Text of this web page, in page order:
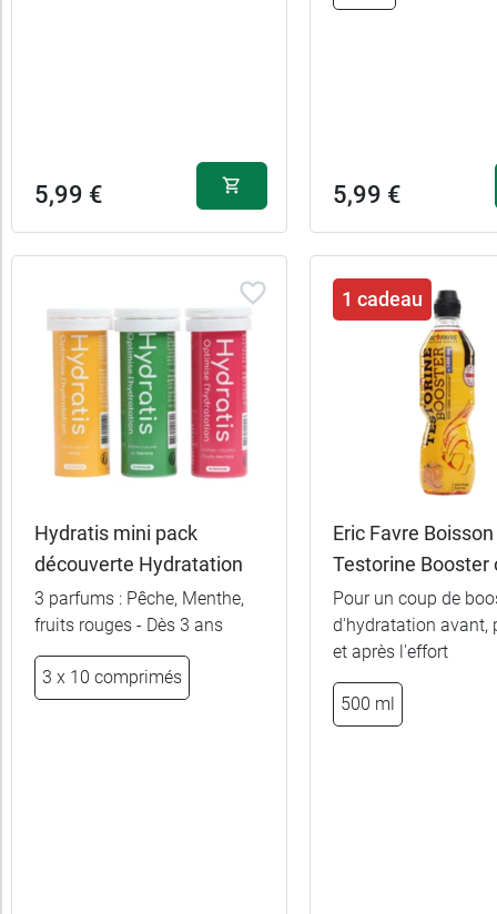
Mangue passion 8,49 €
5,99 € 5,99 €
Hydratis mini pack
découverte Hydratation
3 parfums : Pêche, Menthe,
fruits rouges - Dès 3 ans
3 x 10 comprimés
1 cadeau
Eric Favre Boisson
Testorine Booster
Pour un coup de
d'hydratation avant,
et après l'effort
500 ml